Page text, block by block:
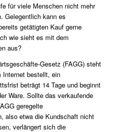
für viele Menschen nicht mehr
Gelegentlich kann es
getätigten Kauf gerne
wie sieht es mit dem
aus?
Gesetz (FAGG) steht
Internet bestellt, ein
beträgt 14 Tage und beginnt
Ware. Sollte das verkaufende
geregelte
also etwa die Kundschaft nicht
verlängert sich die